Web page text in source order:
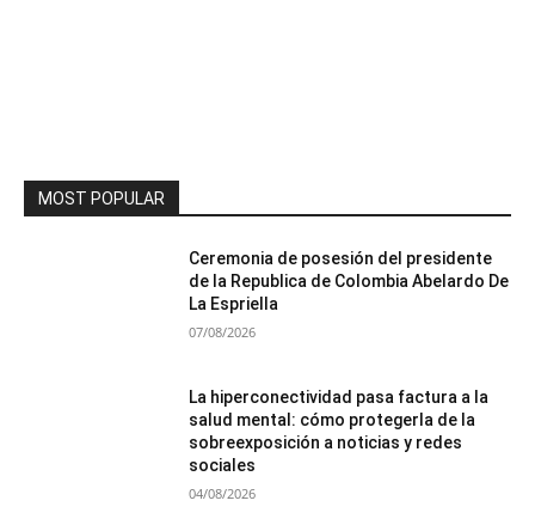
MOST POPULAR
Ceremonia de posesión del presidente
de la Republica de Colombia Abelardo De
La Espriella
07/08/2026
La hiperconectividad pasa factura a la
salud mental: cómo protegerla de la
sobreexposición a noticias y redes
sociales
04/08/2026